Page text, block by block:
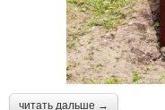
читать дальше →